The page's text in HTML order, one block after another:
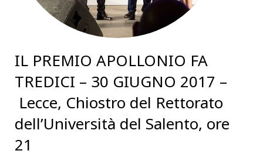
IL PREMIO APOLLONIO FA
TREDICI – 30 GIUGNO 2017 –
Lecce, Chiostro del Rettorato
dell’Università del Salento, ore
21